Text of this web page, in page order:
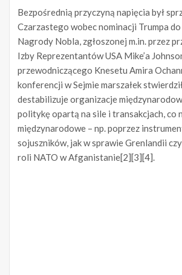
Bezpośrednią przyczyną napięcia był
Czarzastego wobec nominacji Trumpa
Nagrody Nobla, zgłoszonej m.in. przez
Izby Reprezentantów USA Mike’a
przewodniczącego Knesetu Amira
konferencji w Sejmie marszałek
destabilizuje organizacje
politykę opartą na sile i transakcjach, co
międzynarodowe – np. poprzez
sojuszników, jak w sprawie Grenlandii
roli NATO w Afganistanie[2][3][4].